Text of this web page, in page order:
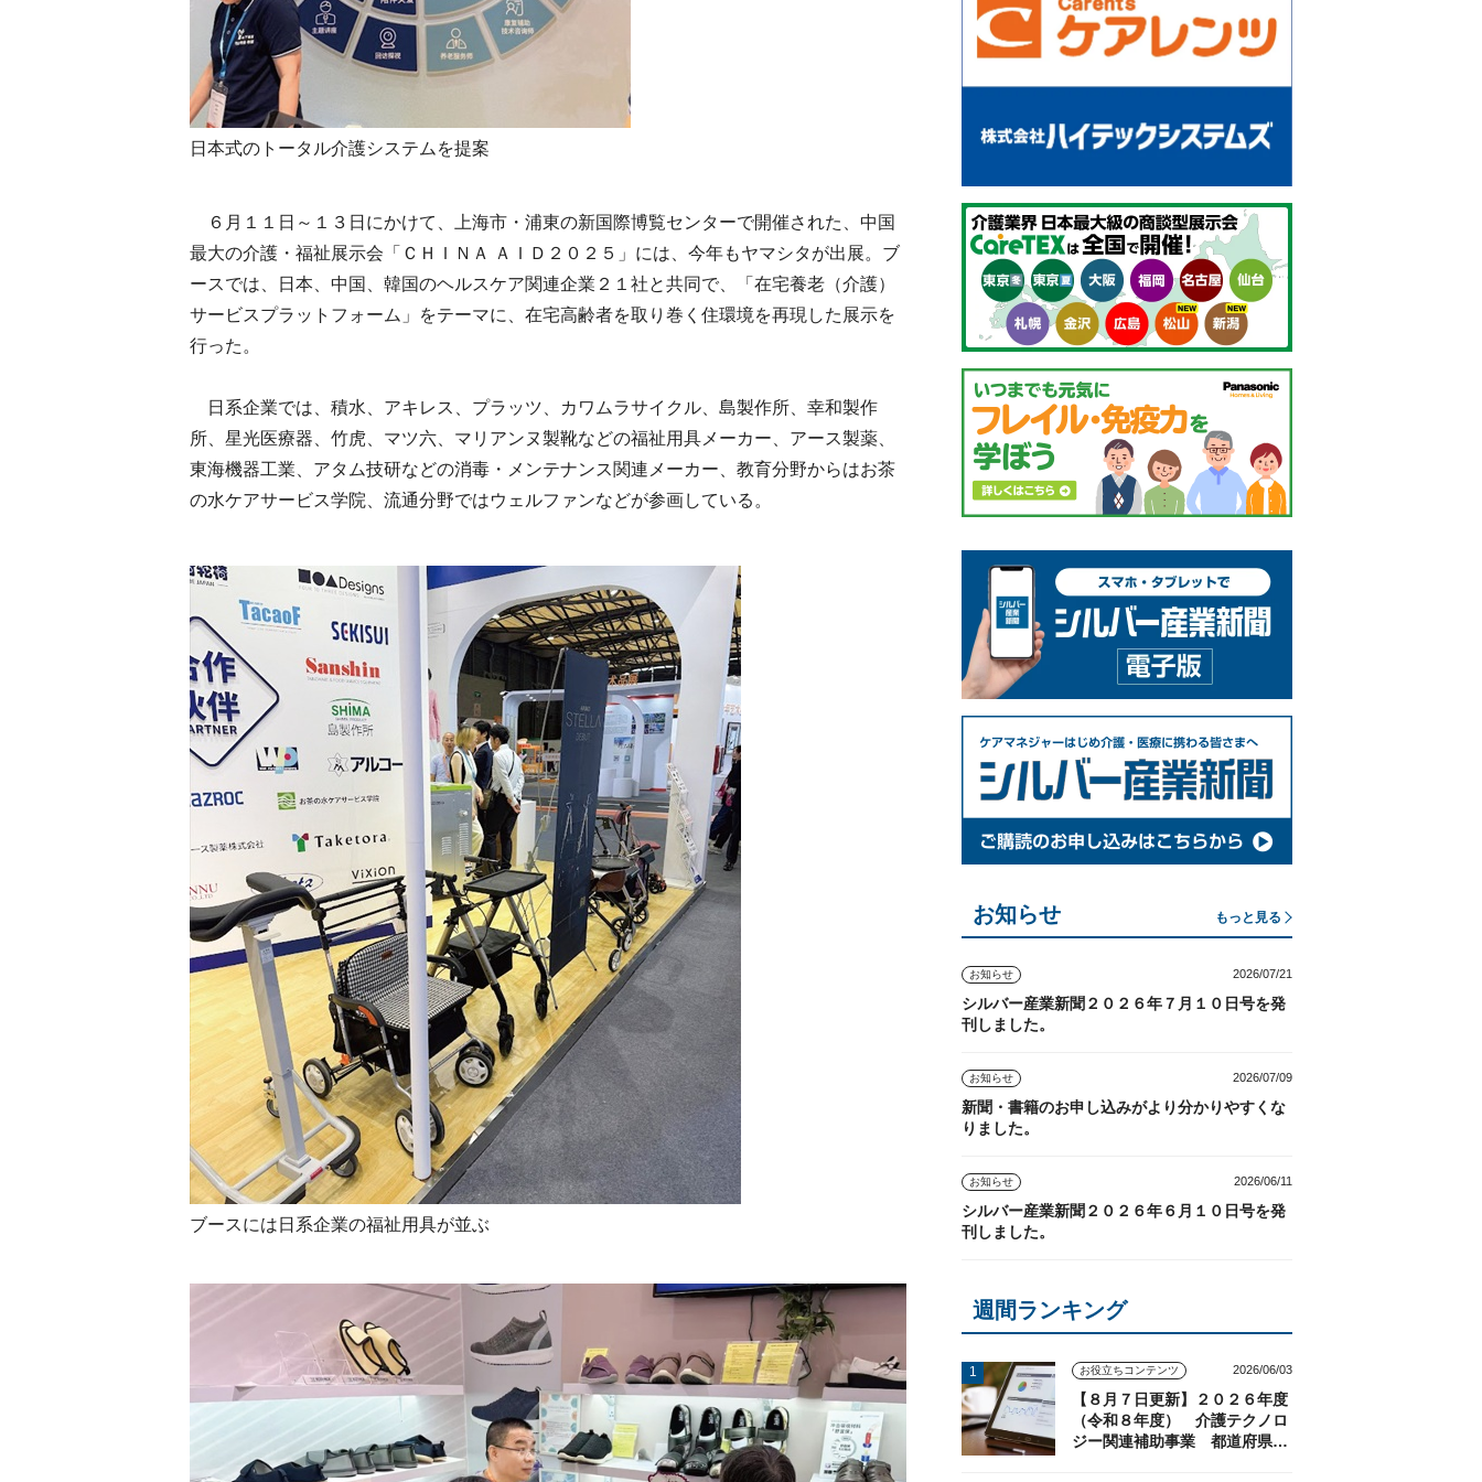
日本式のトータル介護システムを提案
６月１１日～１３日にかけて、上海市・浦東の新国際博覧センターで開催された、中国
最大の介護・福祉展示会「ＣＨＩＮＡ ＡＩＤ２０２５」には、今年もヤマシタが出展。ブ
ースでは、日本、中国、韓国のヘルスケア関連企業２１社と共同で、「在宅養老（介護）
サービスプラットフォーム」をテーマに、在宅高齢者を取り巻く住環境を再現した展示を
行った。
日系企業では、積水、アキレス、プラッツ、カワムラサイクル、島製作所、幸和製作
所、星光医療器、竹虎、マツ六、マリアンヌ製靴などの福祉用具メーカー、アース製薬、
東海機器工業、アタム技研などの消毒・メンテナンス関連メーカー、教育分野からはお茶
の水ケアサービス学院、流通分野ではウェルファンなどが参画している。
ブースには日系企業の福祉用具が並ぶ
お知らせ もっと見る
お知らせ 2026/07/21
シルバー産業新聞２０２６年７月１０日号を発
刊しました。
お知らせ 2026/07/09
新聞・書籍のお申し込みがより分かりやすくな
りました。
お知らせ 2026/06/11
シルバー産業新聞２０２６年６月１０日号を発
刊しました。
週間ランキング
お役立ちコンテンツ 2026/06/03
【８月７日更新】２０２６年度
（令和８年度） 介護テクノロ
ジー関連補助事業 都道府県の